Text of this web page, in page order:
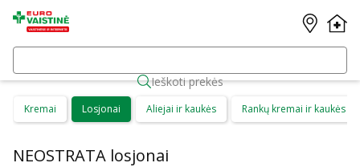
Ieškoti prekės
Kremai Losjonai Aliejai ir kaukės Rankų kremai ir kaukės
NEOSTRATA losjonai